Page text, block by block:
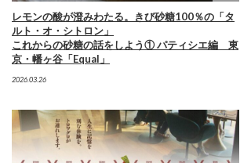
レモンの酸が澄みわたる。きび砂糖100％の「タ
ルト・オ・シトロン」
これからの砂糖の話をしよう① パティシエ編 東
京・幡ヶ谷「Equal」
2026.03.26